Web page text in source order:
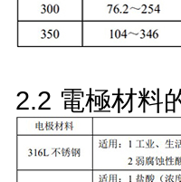
2.2 電極材料